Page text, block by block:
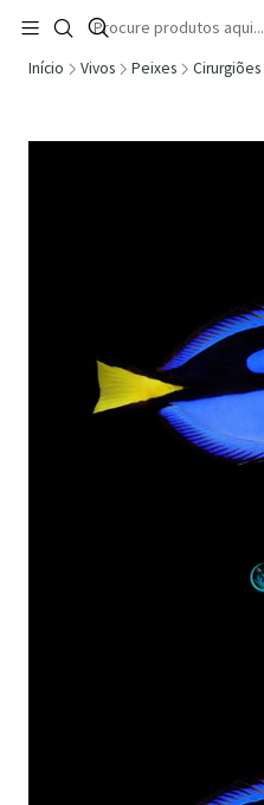
🚚 Portugal Continental: Portes
Ler
Início Vivos Peixes Cirurgiões